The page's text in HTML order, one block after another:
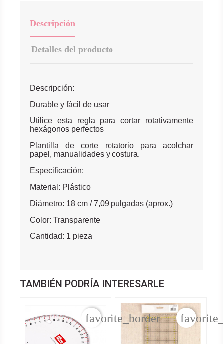
Descripción
Detalles del producto
Descripción:
Durable y fácil de usar
Utilice esta regla para cortar rotativamente
hexágonos perfectos
Plantilla de corte rotatorio para acolchar
papel, manualidades y costura.
Especificación:
Material: Plástico
Diámetro: 18 cm / 7,09 pulgadas (aprox.)
Color: Transparente
Cantidad: 1 pieza
TAMBIÉN PODRÍA INTERESARLE
favorite_border